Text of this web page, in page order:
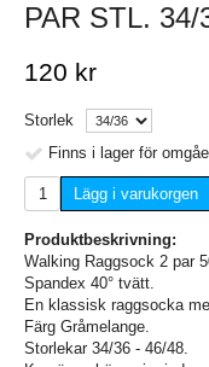
PAR STL.
120 kr
Storlek
Finns i lager för
Lägg i varukorgen
Produktbeskrivning:
Walking Raggsock 2 par
Spandex 40° tvätt.
En klassisk raggsocka
Färg Gråmelange.
Storlekar 34/36 - 46/48.